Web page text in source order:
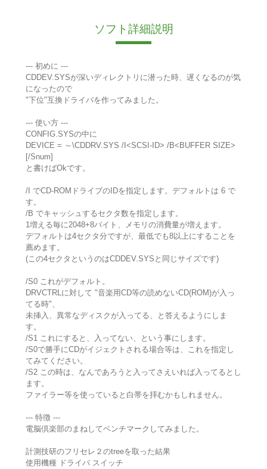
ソフト詳細説明
--- 初めに ---
CDDEV.SYSが深いディレクトリに潜った時、遅くなるのが気
になったので
"下位"互換ドライバを作ってみました。
--- 使い方 ---
CONFIG.SYSの中に
DEVICE = ～\CDDRV.SYS /I<SCSI-ID> /B<BUFFER SIZE>
[/Snum]
と書けばOkです。
/I でCD-ROMドライブのIDを指定します。デフォルトは 6 で
す。
/B でキャッシュするセクタ数を指定します。
1増える毎に2048+8バイト、メモリの消費量が増えます。
デフォルトは4セクタ分ですが、最低でも8以上にすることを
薦めます。
(この4セクタというのはCDDEV.SYSと同じサイズです)
/S0 これがデフォルト。
DRVCTRLに対して "音楽用CD等の読めないCD(ROM)が入っ
てる時"、
未挿入、異常なディスクが入ってる、と答えるようにしま
す。
/S1 これにすると、入ってない、という事にします。
/S0で勝手にCDがイジェクトされる場合等は、これを指定し
てみてください。
/S2 この時は、なんであろうと入ってさえいれば入ってるとし
ます。
ファイラー等を使っていると白帯を拝むかもしれません。
--- 特徴 ---
電脳倶楽部のまねしてベンチマークしてみました。
計測技研のフリセレ２のtreeを取った結果
使用機種 ドライバ スイッチ